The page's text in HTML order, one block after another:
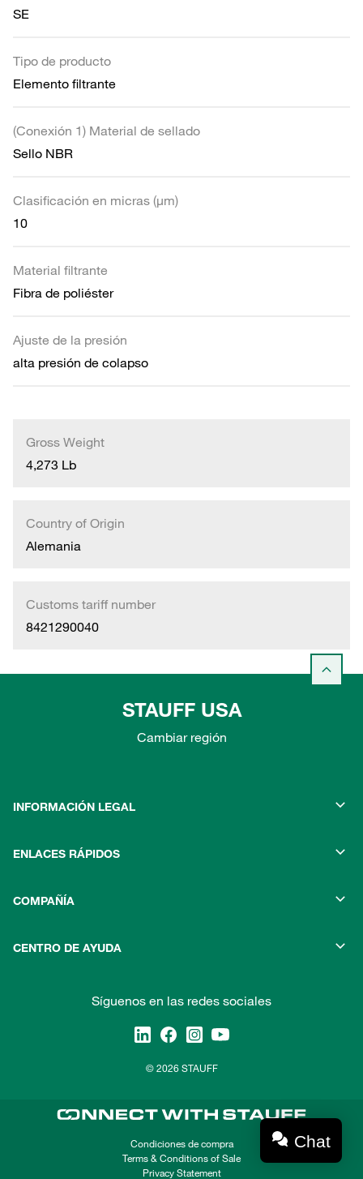
SE
Tipo de producto
Elemento filtrante
(Conexión 1) Material de sellado
Sello NBR
Clasificación en micras (µm)
10
Material filtrante
Fibra de poliéster
Ajuste de la presión
alta presión de colapso
Gross Weight
4,273 Lb
Country of Origin
Alemania
Customs tariff number
8421290040
STAUFF USA
Cambiar región
INFORMACIÓN LEGAL
ENLACES RÁPIDOS
COMPAÑÍA
CENTRO DE AYUDA
Síguenos en las redes sociales
© 2026 STAUFF
Condiciones de compra
Terms & Conditions of Sale
Privacy Statement
Chat